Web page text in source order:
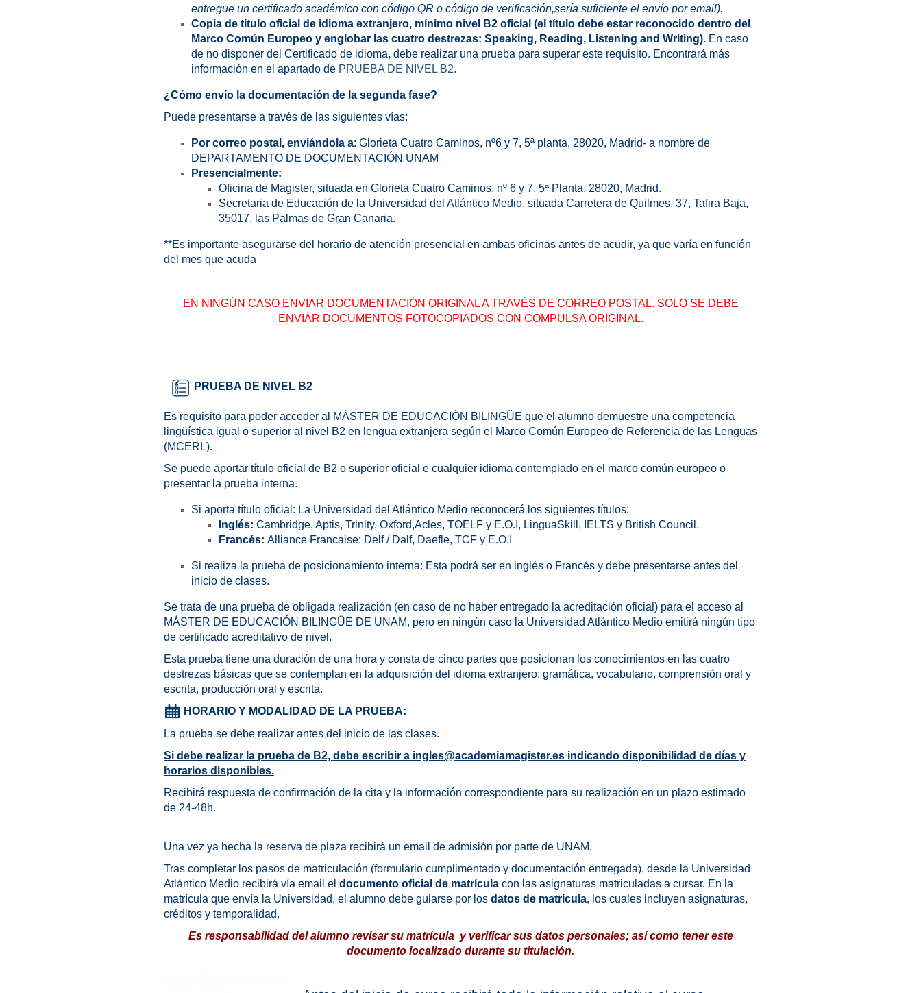
entregue un certificado académico con código QR o código de verificación,sería suficiente el envío por email).
Copia de título oficial de idioma extranjero, mínimo nivel B2 oficial (el título debe estar reconocido dentro del
Marco Común Europeo y englobar las cuatro destrezas: Speaking, Reading, Listening and Writing). En caso
de no disponer del Certificado de idioma, debe realizar una prueba para superar este requisito. Encontrará más
información en el apartado de PRUEBA DE NIVEL B2.
¿Cómo envío la documentación de la segunda fase?
Puede presentarse a través de las siguientes vías:
Por correo postal, enviándola a: Glorieta Cuatro Caminos, nº6 y 7, 5ª planta, 28020, Madrid- a nombre de
DEPARTAMENTO DE DOCUMENTACIÓN UNAM
Presencialmente:
Oficina de Magister, situada en Glorieta Cuatro Caminos, nº 6 y 7, 5ª Planta, 28020, Madrid.
Secretaria de Educación de la Universidad del Atlántico Medio, situada Carretera de Quilmes, 37, Tafira Baja,
35017, las Palmas de Gran Canaria.
**Es importante asegurarse del horario de atención presencial en ambas oficinas antes de acudir, ya que varía en función
del mes que acuda
EN NINGÚN CASO ENVIAR DOCUMENTACIÓN ORIGINAL A TRAVÉS DE CORREO POSTAL. SOLO SE DEBE
ENVIAR DOCUMENTOS FOTOCOPIADOS CON COMPULSA ORIGINAL.
PRUEBA DE NIVEL B2
Es requisito para poder acceder al MÁSTER DE EDUCACIÓN BILINGÜE que el alumno demuestre una competencia
lingüística igual o superior al nivel B2 en lengua extranjera según el Marco Común Europeo de Referencia de las Lenguas
(MCERL).
Se puede aportar título oficial de B2 o superior oficial e cualquier idioma contemplado en el marco común europeo o
presentar la prueba interna.
Si aporta título oficial: La Universidad del Atlántico Medio reconocerá los siguientes títulos:
Inglés: Cambridge, Aptis, Trinity, Oxford,Acles, TOELF y E.O.I, LinguaSkill, IELTS y British Council.
Francés: Alliance Francaise: Delf / Dalf, Daefle, TCF y E.O.I
Si realiza la prueba de posicionamiento interna: Esta podrá ser en inglés o Francés y debe presentarse antes del
inicio de clases.
Se trata de una prueba de obligada realización (en caso de no haber entregado la acreditación oficial) para el acceso al
MÁSTER DE EDUCACIÓN BILINGÜE DE UNAM, pero en ningún caso la Universidad Atlántico Medio emitirá ningún tipo
de certificado acreditativo de nivel.
Esta prueba tiene una duración de una hora y consta de cinco partes que posicionan los conocimientos en las cuatro
destrezas básicas que se contemplan en la adquisición del idioma extranjero: gramática, vocabulario, comprensión oral y
escrita, producción oral y escrita.
HORARIO Y MODALIDAD DE LA PRUEBA:
La prueba se debe realizar antes del inicio de las clases.
Si debe realizar la prueba de B2, debe escribir a ingles@academiamagister.es indicando disponibilidad de días y
horarios disponibles.
Recibirá respuesta de confirmación de la cita y la información correspondiente para su realización en un plazo estimado
de 24-48h.
Una vez ya hecha la reserva de plaza recibirá un email de admisión por parte de UNAM.
Tras completar los pasos de matriculación (formulario cumplimentado y documentación entregada), desde la Universidad
Atlántico Medio recibirá vía email el documento oficial de matrícula con las asignaturas matriculadas a cursar. En la
matrícula que envía la Universidad, el alumno debe guiarse por los datos de matrícula, los cuales incluyen asignaturas,
créditos y temporalidad.
Es responsabilidad del alumno revisar su matrícula y verificar sus datos personales; así como tener este
documento localizado durante su titulación.